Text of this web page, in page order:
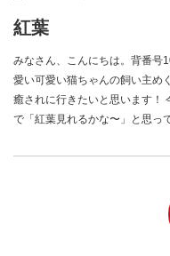
紅葉
みなさん、こんにちは。背番号
愛い可愛い猫ちゃんの飼い主め
癒されに行きたいと思います！
で「紅葉見れるかな〜」と思っ